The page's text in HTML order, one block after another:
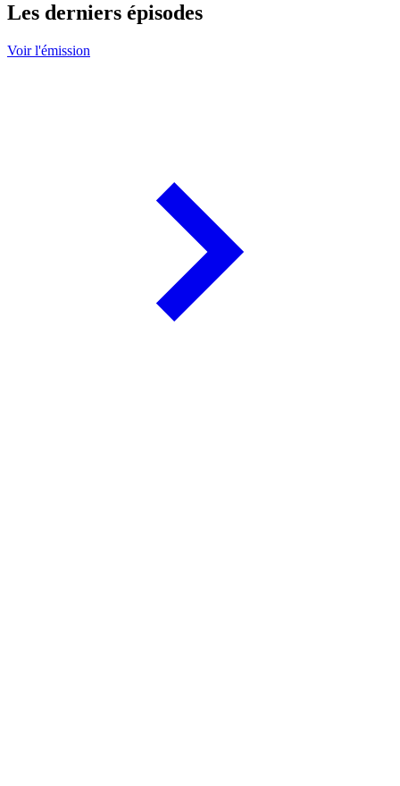
Les derniers épisodes
Voir l'émission